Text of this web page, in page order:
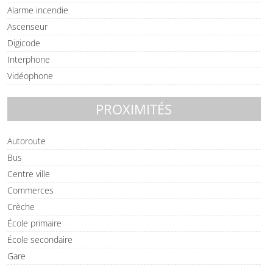
Alarme incendie
Ascenseur
Digicode
Interphone
Vidéophone
PROXIMITÉS
Autoroute
Bus
Centre ville
Commerces
Crèche
École primaire
École secondaire
Gare